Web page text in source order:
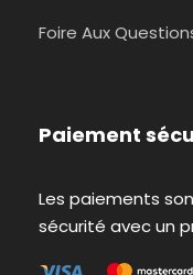
Foire Aux
Paiement
Les paiements
sécurité avec un